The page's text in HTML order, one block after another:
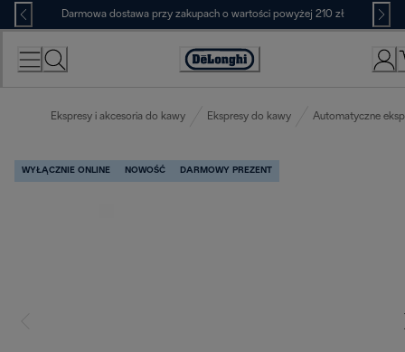
Skip
to
Content
Darmowa dostawa przy zakupach o wartości powyżej 210 zł
Deklaracja
Ekspresy i akcesoria do kawy Ekspresy do kawy Automatyczne
WYŁĄCZNIE ONLINE NOWOŚĆ DARMOWY PREZENT